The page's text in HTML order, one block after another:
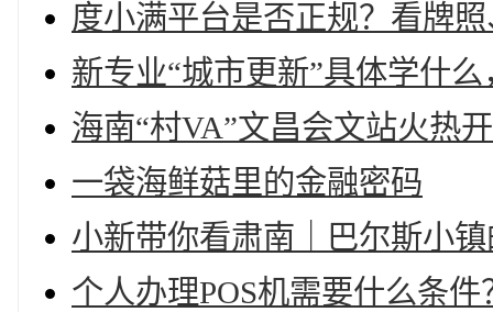
度小满平台是否正规？看牌
新专业“城市更新”具体学什
海南“村VA”文昌会文站火热
一袋海鲜菇里的金融密码
小新带你看肃南｜巴尔斯小镇
个人办理POS机需要什么条